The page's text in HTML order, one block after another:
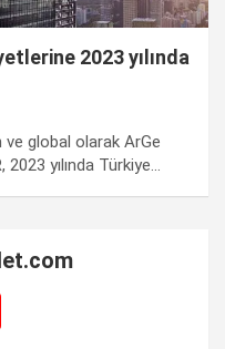
2023 yılında
global olarak ArGe
yılında Türkiye…